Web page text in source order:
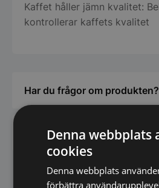
Kaffet håller jämn kvalitet:
kontrollerar kaffets kvalitet
Har du frågor om
Vi prisjämför - Klicka här
Denna webbplats
cookies
Denna webbplats
förbättra